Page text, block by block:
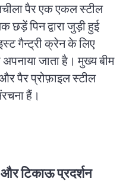
पैर एक एकल स्टील
पिन द्वारा जुड़ी हुई
गैन्ट्री क्रेन के लिए
जाता है। मुख्य बीम
पैर प्रोफ़ाइल स्टील
हैं।
टिकाऊ प्रदर्शन